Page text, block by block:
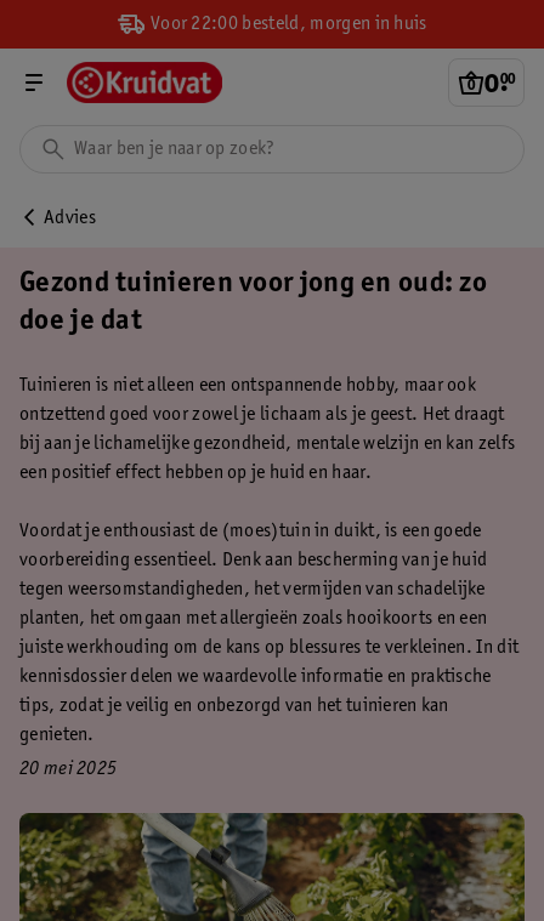
Voor 22:00 besteld, morgen in huis
0.
00
Advies
Gezond tuinieren voor jong en oud: zo
doe je dat
Tuinieren is niet alleen een ontspannende hobby, maar ook
ontzettend goed voor zowel je lichaam als je geest. Het draagt
bij aan je lichamelijke gezondheid, mentale welzijn en kan zelfs
een positief effect hebben op je huid en haar.
Voordat je enthousiast de (moes)tuin in duikt, is een goede
voorbereiding essentieel. Denk aan bescherming van je huid
tegen weersomstandigheden, het vermijden van schadelijke
planten, het omgaan met allergieën zoals hooikoorts en een
juiste werkhouding om de kans op blessures te verkleinen. In dit
kennisdossier delen we waardevolle informatie en praktische
tips, zodat je veilig en onbezorgd van het tuinieren kan
genieten.
20 mei 2025